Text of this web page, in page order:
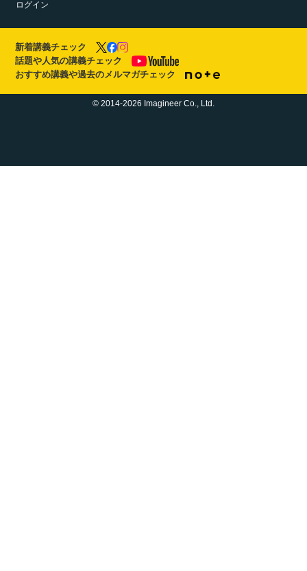
ログイン
新着講義チェック
話題や人気の講義チェック
おすすめ講義や過去のメルマガチェック
© 2014-2026 Imagineer Co., Ltd.